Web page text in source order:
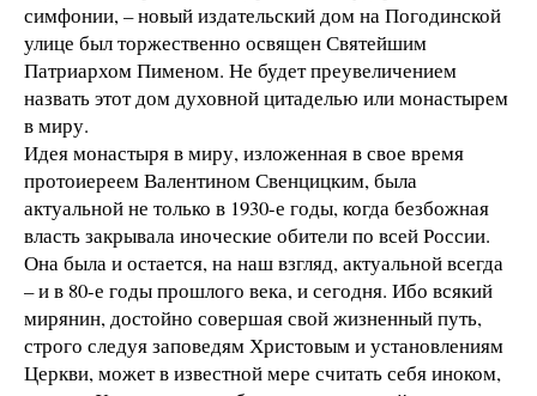
симфонии, – новый издательский дом на Погодинской
улице был торжественно освящен Святейшим
Патриархом Пименом. Не будет преувеличением
назвать этот дом духовной цитаделью или монастырем
в миру.
Идея монастыря в миру, изложенная в свое время
протоиереем Валентином Свенцицким, была
актуальной не только в 1930-е годы, когда безбожная
власть закрывала иноческие обители по всей России.
Она была и остается, на наш взгляд, актуальной всегда
– и в 80-е годы прошлого века, и сегодня. Ибо всякий
мирянин, достойно совершая свой жизненный путь,
строго следуя заповедям Христовым и установлениям
Церкви, может в известной мере считать себя иноком,